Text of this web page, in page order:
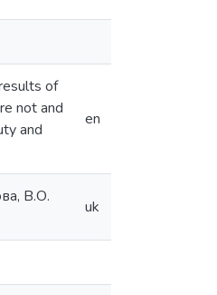
of
not and
and
en
В.О.
uk